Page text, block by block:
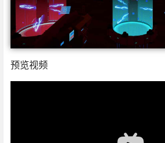
预览视频